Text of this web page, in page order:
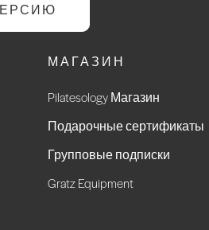
МАГАЗИН
Pilatesology Магазин
Подарочные сертификаты
Групповые подписки
Gratz Equipment